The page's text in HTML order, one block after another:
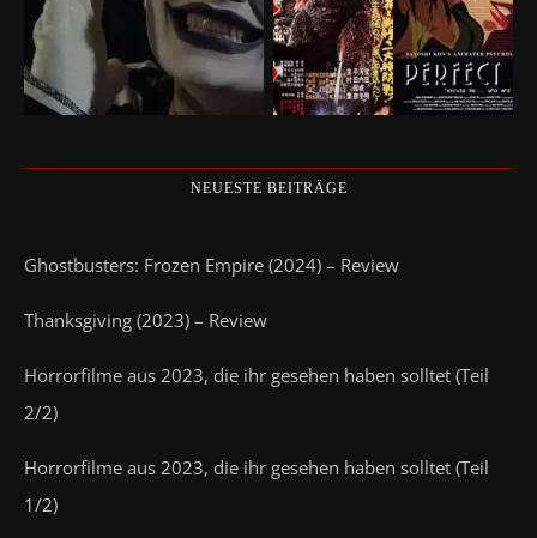
NEUESTE BEITRÄGE
Ghostbusters: Frozen Empire (2024) – Review
Thanksgiving (2023) – Review
Horrorfilme aus 2023, die ihr gesehen haben solltet (Teil
2/2)
Horrorfilme aus 2023, die ihr gesehen haben solltet (Teil
1/2)